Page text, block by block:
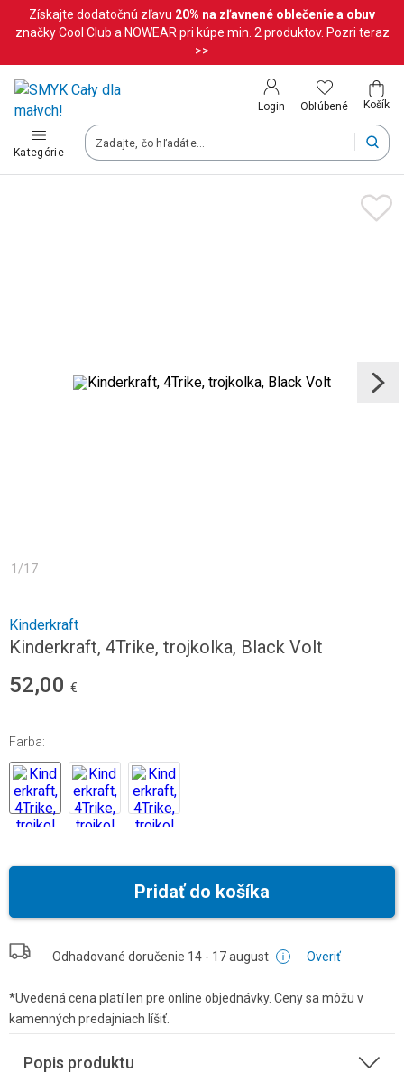
Získajte dodatočnú zľavu 20% na zľavnené oblečenie a obuv
značky Cool Club a NOWEAR pri kúpe min. 2 produktov. Pozri teraz
>>
Login Obľúbené Košík
Kategórie
Krajina a jazyk
Vyberte krajinu
Slovenská republika (Slovenský)
Vaše objednávky doručíme na území vybranej krajiny.
1 /17
Kinderkraft
Kinderkraft, 4Trike, trojkolka, Black Volt
52,00 €
Farba:
Pridať do košíka
Odhadované doručenie 14 - 17 august Overiť
*Uvedená cena platí len pre online objednávky. Ceny sa môžu v
kamenných predajniach líšiť.
Popis produktu